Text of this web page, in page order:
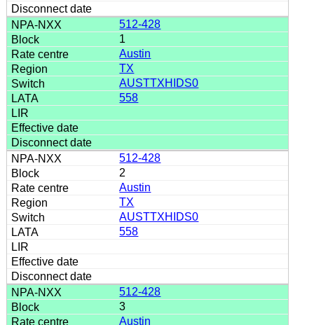
512-428
1
Austin
TX
AUSTTXHIDS0
558
512-428
2
Austin
TX
AUSTTXHIDS0
558
512-428
3
Austin